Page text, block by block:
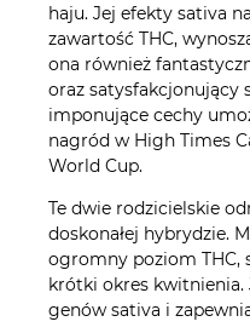
haju. Jej efekty sativa
zawartość THC,
ona również
oraz satysfakcjonujący
imponujące cechy
nagród w High Times
World Cup.
Te dwie rodzicielskie
doskonałej hybrydzie.
ogromny poziom THC,
krótki okres
genów sativa i